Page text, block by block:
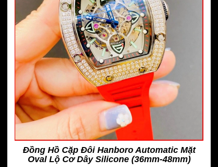
Đồng Hồ Cặp Đôi Hanboro Automatic Mặt
Oval Lộ Cơ Dây Silicone (36mm-48mm)